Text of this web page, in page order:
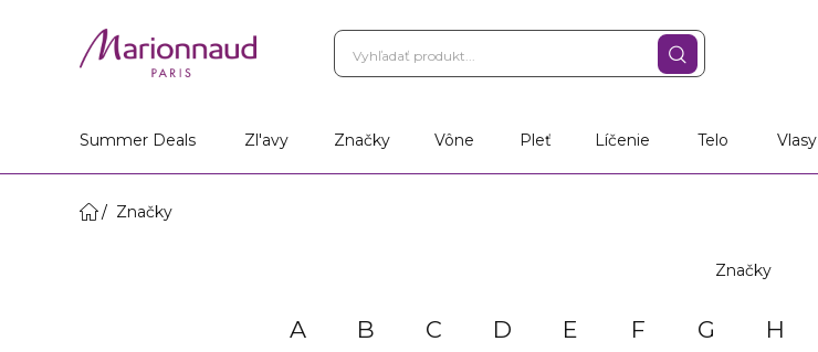
Summer Deals Zl'avy Značky Vône Pleť Líčenie Telo Vlasy
Značky
Značky
A B C D E F G H